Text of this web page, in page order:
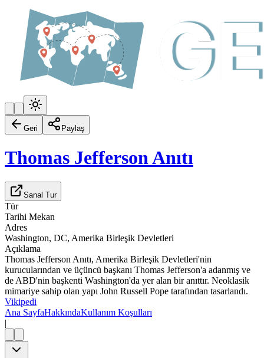
Geri Paylaş
Thomas Jefferson Anıtı
Sanal Tur
Tür
Tarihi Mekan
Adres
Washington, DC, Amerika Birleşik Devletleri
Açıklama
Thomas Jefferson Anıtı, Amerika Birleşik Devletleri'nin
kurucularından ve üçüncü başkanı Thomas Jefferson'a adanmış ve
de ABD'nin başkenti Washington'da yer alan bir anıttır. Neoklasik
mimariye sahip olan yapı John Russell Pope tarafından tasarlandı.
Vikipedi
Ana SayfaHakkındaKullanım Koşulları
|